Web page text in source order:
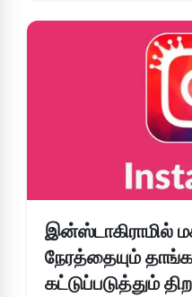
இன்ஸ்டாகிராமில்
நேரத்தையும்
கட்டுப்படுத்தும்